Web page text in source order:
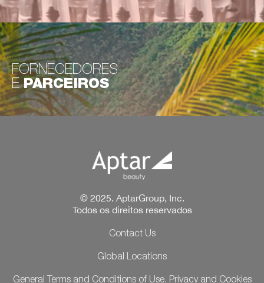
FORNECEDORES
EPARCEIROS
© 2025. AptarGroup, Inc.
Todos os direitos reservados
Contact Us
Global Locations
General Terms and Conditions of Use, Privacy and Cookies